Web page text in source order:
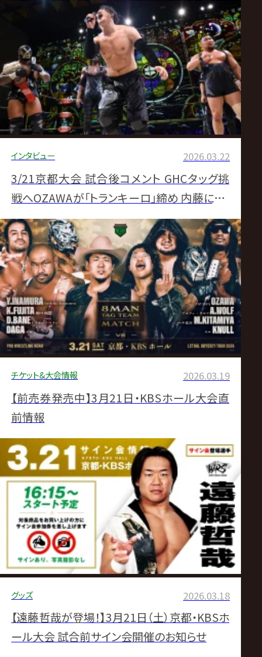
インタビュー 2026.03.22
3/21京都大会 試合後コメント GHCタッグ挑
戦へOZAWAが「トランキーロ」締め 内藤に「プ
ロレスへの興味、また持たせてやる」
チケット&大会情報 2026.03.19
【前売券発売中】3月21日・KBSホール大会直
前情報
グッズ 2026.03.18
【遠藤哲哉が登場！】3月21日（土）京都・KBSホ
ール大会 試合前サイン会開催のお知らせ